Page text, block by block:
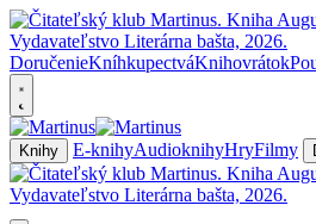
DoručenieKníhkupectváKnihovrátok
Knihy E-knihyAudioknihyHryFilmy